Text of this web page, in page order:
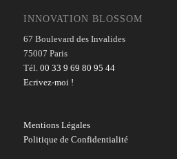
INNOVATION BLOSSOM
67 Boulevard des Invalides
75007 Paris
Tél. 00 33 9 69 80 95 44
Ecrivez-moi !
Mentions Légales
Politique de Confidentialité